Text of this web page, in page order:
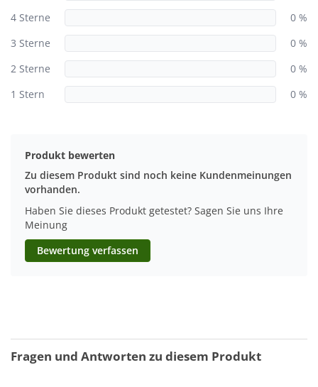
4 Sterne
0 %
3 Sterne
0 %
2 Sterne
0 %
1 Stern
0 %
Produkt bewerten
Zu diesem Produkt sind noch keine Kundenmeinungen
vorhanden.
Haben Sie dieses Produkt getestet? Sagen Sie uns Ihre
Meinung
Bewertung verfassen
Fragen und Antworten zu diesem Produkt